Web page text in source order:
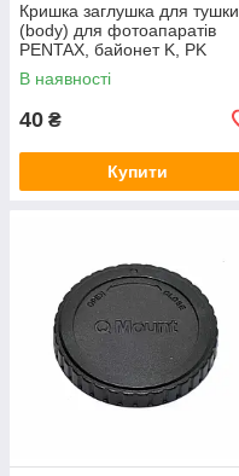
Кришка заглушка для тушки
(body) для фотоапаратів
PENTAX, байонет K, PK
В наявності
40 ₴
Купити